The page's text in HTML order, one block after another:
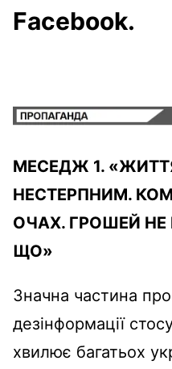
Facebook.
МЕСЕДЖ 1.
НЕСТЕРПНИМ.
ОЧАХ. ГРОШЕЙ НЕ
ЩО»
Значна частина
дезінформації
хвилює багатьох